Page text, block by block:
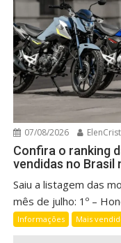
07/08/2026
Confira o ranking
vendidas no Brasil
Saiu a listagem das
mês de julho: 1º –
Informações Mais